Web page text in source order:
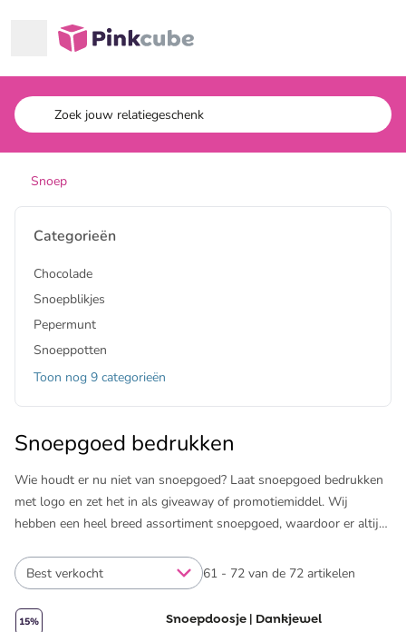
Pinkcube
Snoep
Categorieën
Chocolade
Snoepblikjes
Pepermunt
Snoeppotten
Toon nog 9 categorieën
Snoepgoed bedrukken
Wie houdt er nu niet van snoepgoed? Laat snoepgoed bedrukken
met logo en zet het in als giveaway of promotiemiddel. Wij
hebben een heel breed assortiment snoepgoed, waardoor er altijd
soort snoepgoed, bedrukken we de verpakking of het snoep. Per
product zie je wat de bedrukkingsmogelijkheden zijn. Wij zorgen er
sowieso voor dat het logo er perfect op staat!
61 - 72 van de 72 artikelen
Best verkocht
15%
Snoepdoosje | Dankjewel